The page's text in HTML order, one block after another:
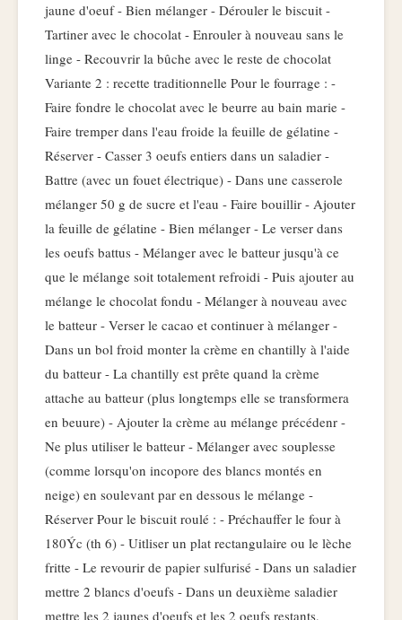
jaune d'oeuf - Bien mélanger - Dérouler le biscuit -
Tartiner avec le chocolat - Enrouler à nouveau sans le
linge - Recouvrir la bûche avec le reste de chocolat
Variante 2 : recette traditionnelle Pour le fourrage : -
Faire fondre le chocolat avec le beurre au bain marie -
Faire tremper dans l'eau froide la feuille de gélatine -
Réserver - Casser 3 oeufs entiers dans un saladier -
Battre (avec un fouet électrique) - Dans une casserole
mélanger 50 g de sucre et l'eau - Faire bouillir - Ajouter
la feuille de gélatine - Bien mélanger - Le verser dans
les oeufs battus - Mélanger avec le batteur jusqu'à ce
que le mélange soit totalement refroidi - Puis ajouter au
mélange le chocolat fondu - Mélanger à nouveau avec
le batteur - Verser le cacao et continuer à mélanger -
Dans un bol froid monter la crème en chantilly à l'aide
du batteur - La chantilly est prête quand la crème
attache au batteur (plus longtemps elle se transformera
en beuure) - Ajouter la crème au mélange précédenr -
Ne plus utiliser le batteur - Mélanger avec souplesse
(comme lorsqu'on incopore des blancs montés en
neige) en soulevant par en dessous le mélange -
Réserver Pour le biscuit roulé : - Préchauffer le four à
180Ýc (th 6) - Uitliser un plat rectangulaire ou le lèche
fritte - Le revourir de papier sulfurisé - Dans un saladier
mettre 2 blancs d'oeufs - Dans un deuxième saladier
mettre les 2 jaunes d'oeufs et les 2 oeufs restants,